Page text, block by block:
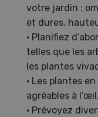
votre jardin :
et dures,
• Planifiez
telles que les
les plantes
• Les plantes
agréables à l’œil.
• Prévoyez